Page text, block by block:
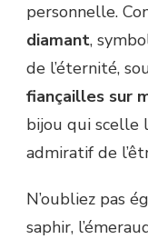
personnelle.
diamant,
de l’éternité,
fiançailles sur
bijou qui scelle
admiratif de
N’oubliez pas
saphir,